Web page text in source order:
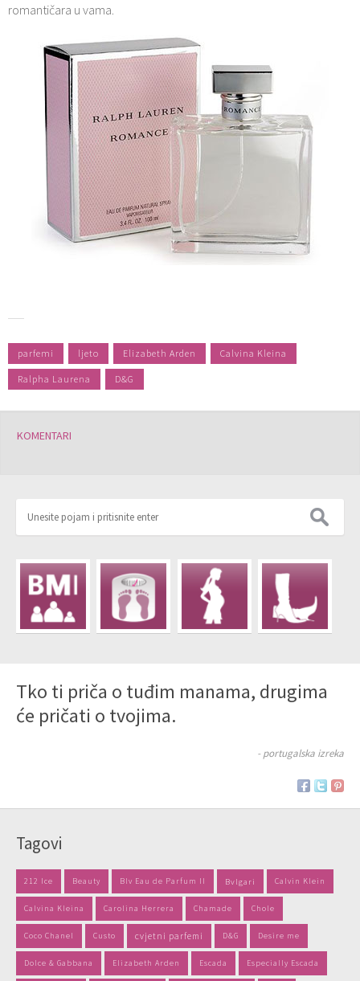
romantičara u vama.
parfemi ljeto Elizabeth Arden Calvina Kleina
Ralpha Laurena D&G
KOMENTARI
Tko ti priča o tuđim manama, drugima
će pričati o tvojima.
- portugalska izreka
Tagovi
212 Ice Beauty Blv Eau de Parfum II Bvlgari Calvin Klein
Calvina Kleina Carolina Herrera Chamade Chole
Coco Chanel Custo cvjetni parfemi D&G Desire me
Dolce & Gabbana Elizabeth Arden Escada Especially Escada